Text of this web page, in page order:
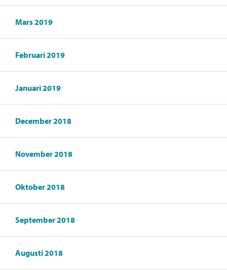
Mars 2019
Februari 2019
Januari 2019
December 2018
November 2018
Oktober 2018
September 2018
Augusti 2018